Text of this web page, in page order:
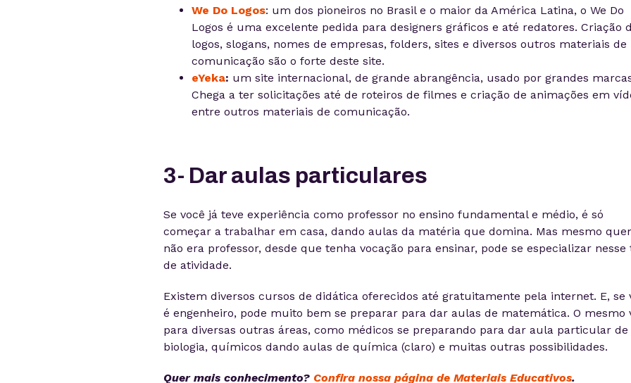
We Do Logos: um dos pioneiros no Brasil e o maior da América Latina, o We Do
Logos é uma excelente pedida para designers gráficos e até redatores. Criação
logos, slogans, nomes de empresas, folders, sites e diversos outros materiais de
comunicação são o forte deste site.
eYeka: um site internacional, de grande abrangência, usado por grandes
Chega a ter solicitações até de roteiros de filmes e criação de animações em
entre outros materiais de comunicação.
3- Dar aulas particulares
Se você já teve experiência como professor no ensino fundamental e médio, é só
começar a trabalhar em casa, dando aulas da matéria que domina. Mas mesmo
não era professor, desde que tenha vocação para ensinar, pode se especializar nesse
de atividade.
Existem diversos cursos de didática oferecidos até gratuitamente pela internet. E, se
é engenheiro, pode muito bem se preparar para dar aulas de matemática. O mesmo
para diversas outras áreas, como médicos se preparando para dar aula particular de
biologia, químicos dando aulas de química (claro) e muitas outras possibilidades.
Quer mais conhecimento? Confira nossa página de Materiais Educativos.